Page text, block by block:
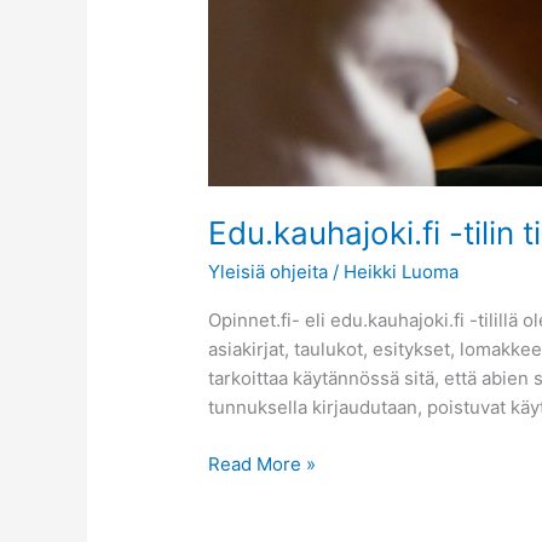
Edu.kauhajoki.fi -tilin
Yleisiä ohjeita / Heikki Luoma
Opinnet.fi- eli edu.kauhajoki.fi -tilillä
asiakirjat, taulukot, esitykset,
tarkoittaa käytännössä sitä, että
tunnuksella kirjaudutaan, poistuvat
Read More »